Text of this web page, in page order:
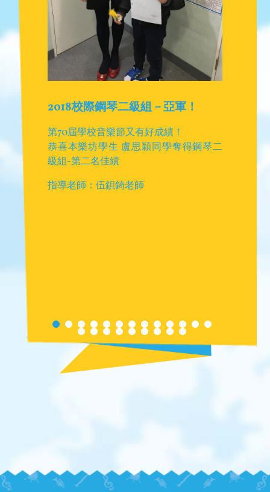
2018校際鋼琴二級組－亞軍！
第70屆學校音樂節又有好成績！
恭喜本樂坊學生 盧思穎同學奪得鋼琴二
級組-第二名佳績
指導老師：伍鋇錡老師